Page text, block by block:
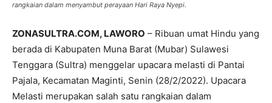
rangkaian dalam menyambut perayaan Hari Raya Nyepi.
ZONASULTRA.COM, LAWORO – Ribuan umat Hindu yang
berada di Kabupaten Muna Barat (Mubar) Sulawesi
Tenggara (Sultra) menggelar upacara melasti di Pantai
Pajala, Kecamatan Maginti, Senin (28/2/2022). Upacara
Melasti merupakan salah satu rangkaian dalam